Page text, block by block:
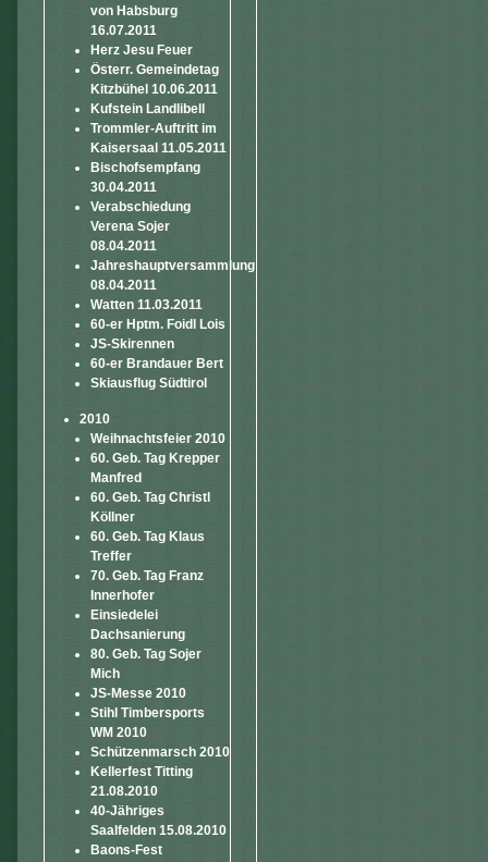
von Habsburg
16.07.2011
Herz Jesu Feuer
Österr. Gemeindetag
Kitzbühel 10.06.2011
Kufstein Landlibell
Trommler-Auftritt im
Kaisersaal 11.05.2011
Bischofsempfang
30.04.2011
Verabschiedung
Verena Sojer
08.04.2011
Jahreshauptversammlung
08.04.2011
Watten 11.03.2011
60-er Hptm. Foidl Lois
JS-Skirennen
60-er Brandauer Bert
Skiausflug Südtirol
2010
Weihnachtsfeier 2010
60. Geb. Tag Krepper
Manfred
60. Geb. Tag Christl
Köllner
60. Geb. Tag Klaus
Treffer
70. Geb. Tag Franz
Innerhofer
Einsiedelei
Dachsanierung
80. Geb. Tag Sojer
Mich
JS-Messe 2010
Stihl Timbersports
WM 2010
Schützenmarsch 2010
Kellerfest Titting
21.08.2010
40-Jähriges
Saalfelden 15.08.2010
Baons-Fest